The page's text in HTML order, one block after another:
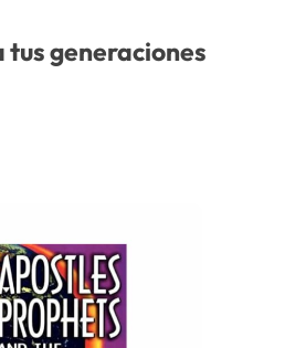
tus generaciones